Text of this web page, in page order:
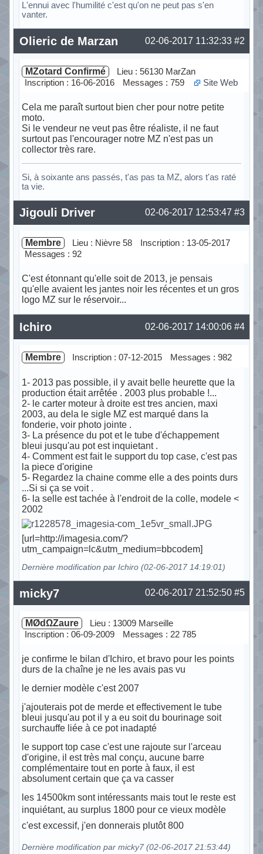
L'ennui avec l'humilité c'est qu'on ne peut pas s'en
vanter.
Hors ligne #2
02-06-2017 11:32:33
Olieric de Marzan
MZotard Confirmé
Lieu : 56130 MarZan
Inscription : 16-06-2016
Messages : 759 Site Web
Cela me paraît surtout bien cher pour notre petite
moto.
Si le vendeur ne veut pas être réaliste, il ne faut
surtout pas l'encourager notre MZ n'est pas un
collector très rare.
Si, à soixante ans passés, t'as pas ta MZ, alors t'as raté
ta vie.
Hors ligne #3
02-06-2017 12:53:47
Jigouli Driver
Membre Lieu : Nièvre 58
Inscription : 13-05-2017
Messages : 92
C'est étonnant qu'elle soit de 2013, je pensais
qu'elle avaient les jantes noir les récentes et un gros
logo MZ sur le réservoir...
Hors ligne #4
02-06-2017 14:00:06
Ichiro
Membre Inscription : 07-12-2015 Messages : 982
1- 2013 pas possible, il y avait belle heurette que la
production était arrêtée . 2003 plus probable !...
2- le carter moteur à droite est tres ancien, maxi
2003, au dela le sigle MZ est marqué dans la
fonderie, voir photo jointe .
3- La présence du pot et le tube d'échappement
bleui jusqu'au pot est inquietant .
4- Comment est fait le support du top case, c'est pas
la piece d'origine
5- Regardez la chaine comme elle a des points durs
...Si si ça se voit .
6- la selle est tachée à l'endroit de la colle, modele <
2002
[url=http://imagesia.com/?
utm_campaign=lc&utm_medium=bbcodem]
Dernière modification par Ichiro (02-06-2017 14:19:01)
Hors ligne #5
02-06-2017 21:52:50
micky7
MØdΩZaure
Lieu : 13009 Marseille
Inscription : 06-09-2009
Messages : 22 785
je confirme le bilan d'Ichiro, et bravo pour les points
durs de la chaîne je ne les avais pas vu
le dernier modèle c'est 2007
j'ajouterais pot de merde et effectivement le tube
bleui jusqu'au pot il y a eu soit du bourinage soit
surchauffe liée à ce pot inadapté
le support top case c'est une rajoute sur l'arceau
d'origine, il est très mal conçu, aucune barre
complémentaire tout en porte à faux, il est
absolument certain que ça va casser
les 14500km sont intéressants mais tout le reste est
inquiétant, au surplus 1800 pour ce vieux modèle
c'est excessif, j'en donnerais plutôt 800
Dernière modification par micky7 (02-06-2017 21:53:44)